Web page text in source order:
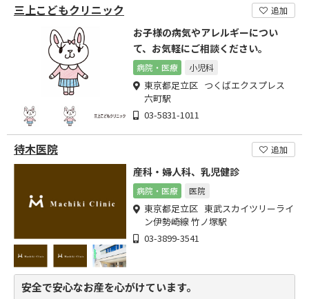
三上こどもクリニック 追加
お子様の病気やアレルギーについ
て、お気軽にご相談ください。
病院・医療 小児科
東京都足立区 つくばエクスプレス
六町駅
03-5831-1011
待木医院 追加
産科・婦人科、乳児健診
病院・医療 医院
東京都足立区 東武スカイツリーライ
ン伊勢崎線 竹ノ塚駅
03-3899-3541
安全で安心なお産を心がけています。